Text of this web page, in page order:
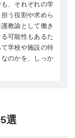
、それぞれの学
う役割や求めら
教諭として働き
可能性もあるた
学校や施設の特
のかを、しっか
選